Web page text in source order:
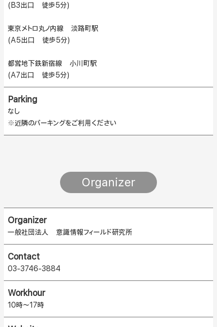
(B3出口 徒歩5分)
東京メトロ丸ノ内線 淡路町駅
(A5出口 徒歩5分)
都営地下鉄新宿線 小川町駅
(A7出口 徒歩5分)
Parking
なし
※近隣のパーキングをご利用ください
Organizer
Organizer
一般社団法人 意識情報フィールド研究所
Contact
03-3746-3884
Workhour
10時〜17時